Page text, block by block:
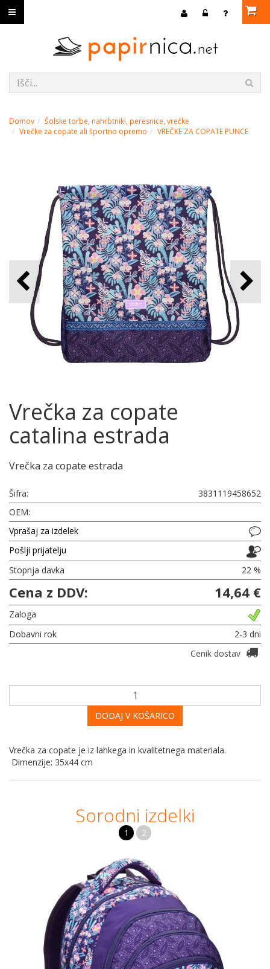
Domov
Šolske torbe, nahrbtniki, peresnice, vrečke
Vrečke za copate ali športno opremo
VREČKE ZA COPATE PUNCE
Vrečka za copate
catalina estrada
Vrečka za copate estrada
Šifra:
3831119458652
OEM:
Vprašaj za izdelek
Pošlji prijatelju
Stopnja davka
22 %
Cena z DDV: 14,64 €
Zaloga
Dobavni rok
2-3 dni
Cenik dostav
DODAJ V KOŠARICO
Vrečka za copate je iz lahkega in kvalitetnega materiala.
Dimenzije: 35x44 cm
Sorodni izdelki
1 2